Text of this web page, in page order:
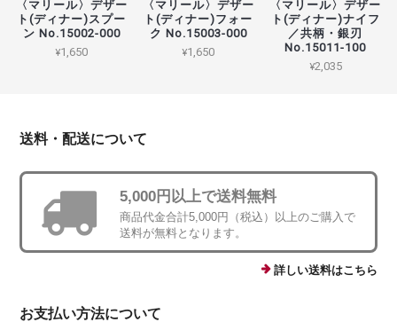
〈マリール〉デザー
ト(ディナー)スプー
ン No.15002-000
¥1,650
〈マリール〉デザー
ト(ディナー)フォー
ク No.15003-000
¥1,650
〈マリール〉デザー
ト(ディナー)ナイフ
／共柄・銀刃
No.15011-100
¥2,035
送料・配送について
5,000円以上で送料無料
商品代金合計5,000円（税込）以上のご購入で
送料が無料となります。
詳しい送料はこちら
お支払い方法について